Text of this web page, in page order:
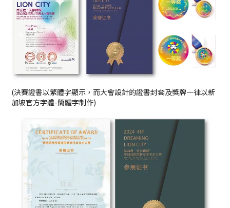
(決賽證書以繁體字顯示，而大會設計的證書封套及獎牌一律以新
加坡官方字體-簡體字制作)